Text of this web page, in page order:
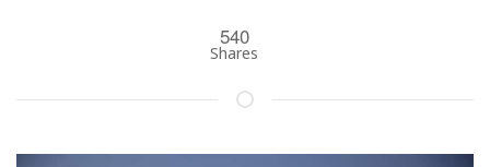
540
Shares